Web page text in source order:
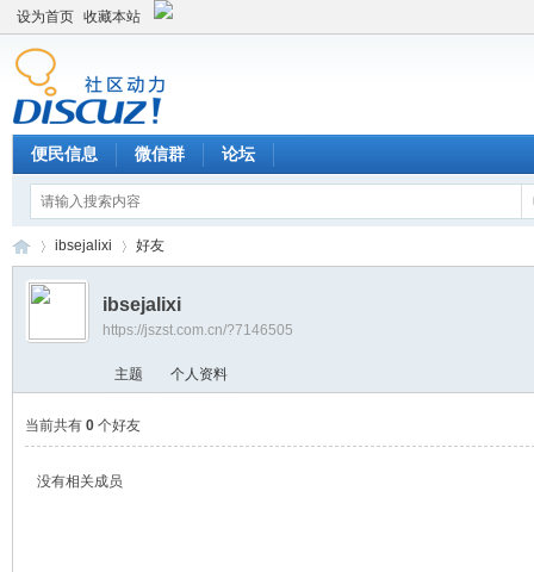
设为首页 收藏本站
便民信息 微信群 论坛
›
ibsejalixi 好友
ibsejalixi
https://jszst.com.cn/?7146505
主题 个人资料
当前共有 0个好友
没有相关成员